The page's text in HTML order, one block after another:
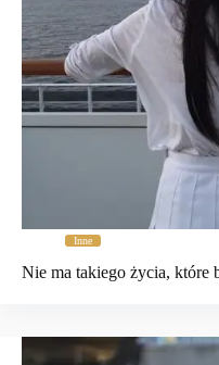
Inne
Nie ma takiego życia,